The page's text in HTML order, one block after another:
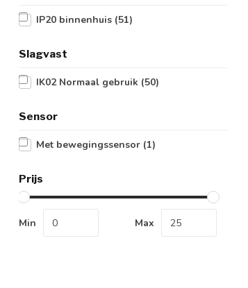
IP20 binnenhuis (51)
Slagvast
IK02 Normaal gebruik (50)
Sensor
Met bewegingssensor (1)
Prijs
Min Max